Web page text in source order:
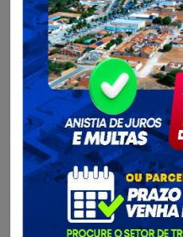
Saúde - SESAU...
Hoje é dia de parabenizar
Parabéns, Dentistas!
Continue lendo